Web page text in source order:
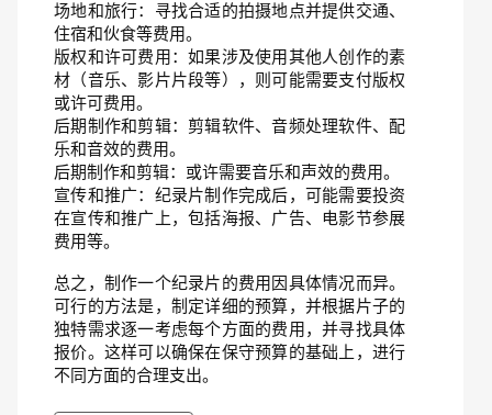
场地和旅行：寻找合适的拍摄地点并提供交通、
住宿和伙食等费用。
版权和许可费用：如果涉及使用其他人创作的素
材（音乐、影片片段等），则可能需要支付版权
或许可费用。
后期制作和剪辑：剪辑软件、音频处理软件、配
乐和音效的费用。
后期制作和剪辑：或许需要音乐和声效的费用。
宣传和推广：纪录片制作完成后，可能需要投资
在宣传和推广上，包括海报、广告、电影节参展
费用等。
总之，制作一个纪录片的费用因具体情况而异。
可行的方法是，制定详细的预算，并根据片子的
独特需求逐一考虑每个方面的费用，并寻找具体
报价。这样可以确保在保守预算的基础上，进行
不同方面的合理支出。